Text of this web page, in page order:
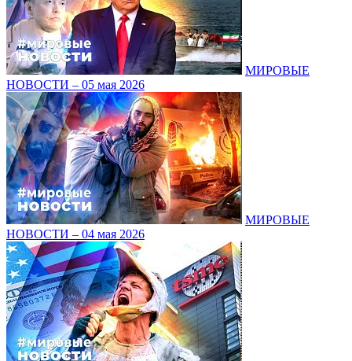
МИРОВЫЕ
НОВОСТИ – 05 мая 2026
МИРОВЫЕ
НОВОСТИ – 04 мая 2026